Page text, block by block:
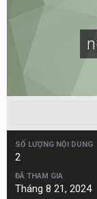
SỐ LƯỢNG NỘI DUNG
2
ĐÃ THAM GIA
Tháng 8 21, 2024